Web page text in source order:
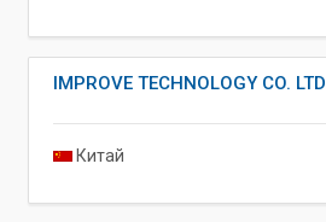
IMPROVE TECHNOLOGY CO. LTD
Китай